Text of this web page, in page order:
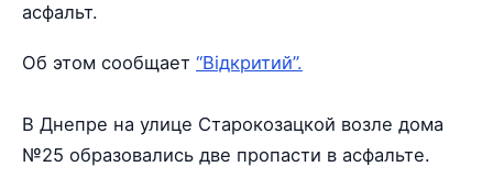
асфальт.
Об этом сообщает “Відкритий”.
В Днепре на улице Старокозацкой возле дома
№25 образовались две пропасти в асфальте.